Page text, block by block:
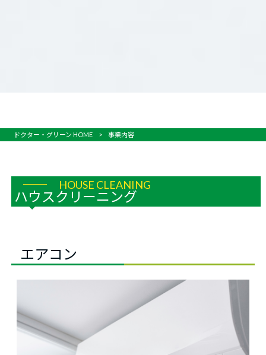
ドクター・グリーン HOME > 事業内容
HOUSE CLEANING
ハウスクリーニング
エアコン